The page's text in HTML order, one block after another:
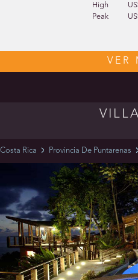
High
Peak
VER
Costa Rica Provincia De Puntarenas